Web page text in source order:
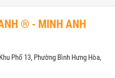
® - MINH ANH
Phố 13, Phường Bình Hưng Hòa,